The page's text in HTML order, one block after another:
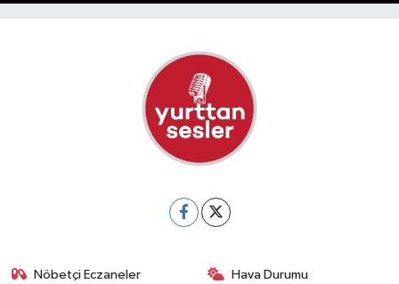
Nöbetçi Eczaneler Hava Durumu